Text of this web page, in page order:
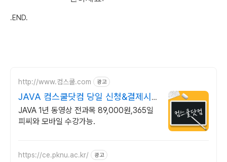
.END.
http://www.컴스쿨.com 광고
JAVA 컴스쿨닷컴 당일 신청&결제시
기프티콘!
JAVA 1년 동영상 전과목 89,000원,365일
피씨와 모바일 수강가능.
https://ce.pknu.ac.kr/ 광고